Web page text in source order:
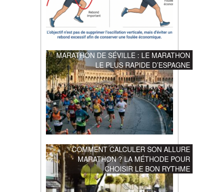
MARATHON DE SÉVILLE : LE MARATHON
LE PLUS RAPIDE D’ESPAGNE
COMMENT CALCULER SON ALLURE
MARATHON ? LA MÉTHODE POUR
CHOISIR LE BON RYTHME